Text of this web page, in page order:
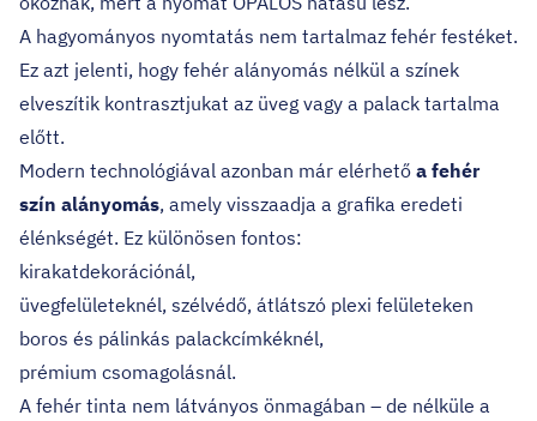
A hagyományos nyomtatás nem tartalmaz fehér festéket.
Ez azt jelenti, hogy fehér alányomás nélkül a színek
elveszítik kontrasztjukat az üveg vagy a palack tartalma
előtt.
Modern technológiával azonban már elérhető a fehér
szín alányomás, amely visszaadja a grafika eredeti
élénkségét. Ez különösen fontos:
kirakatdekorációnál,
üvegfelületeknél, szélvédő, átlátszó plexi felületeken
boros és pálinkás palackcímkéknél,
prémium csomagolásnál.
A fehér tinta nem látványos önmagában – de nélküle a